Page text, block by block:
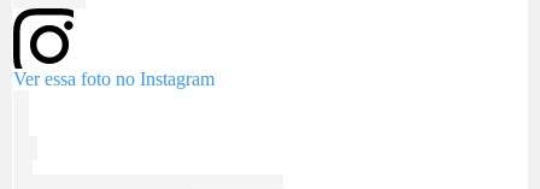
Ver essa foto no Instagram